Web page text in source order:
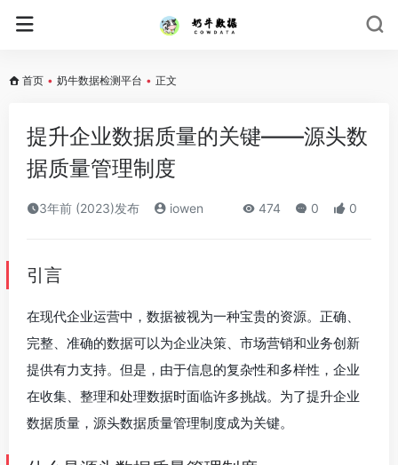
首页 • 奶牛数据检测平台 • 正文
提升企业数据质量的关键——源头数
据质量管理制度
3年前 (2023)发布 iowen 474 0 0
引言
在现代企业运营中，数据被视为一种宝贵的资源。正确、
完整、准确的数据可以为企业决策、市场营销和业务创新
提供有力支持。但是，由于信息的复杂性和多样性，企业
在收集、整理和处理数据时面临许多挑战。为了提升企业
数据质量，源头数据质量管理制度成为关键。